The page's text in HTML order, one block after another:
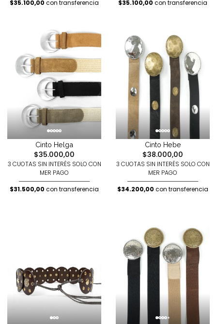
$35.100,00 con transferencia
$35.100,00 con transferencia
Cinto Helga
$35.000,00
3 CUOTAS SIN INTERÉS SOLO CON
MER PAGO
$31.500,00 con transferencia
Cinto Hebe
$38.000,00
3 CUOTAS SIN INTERÉS SOLO CON
MER PAGO
$34.200,00 con transferencia